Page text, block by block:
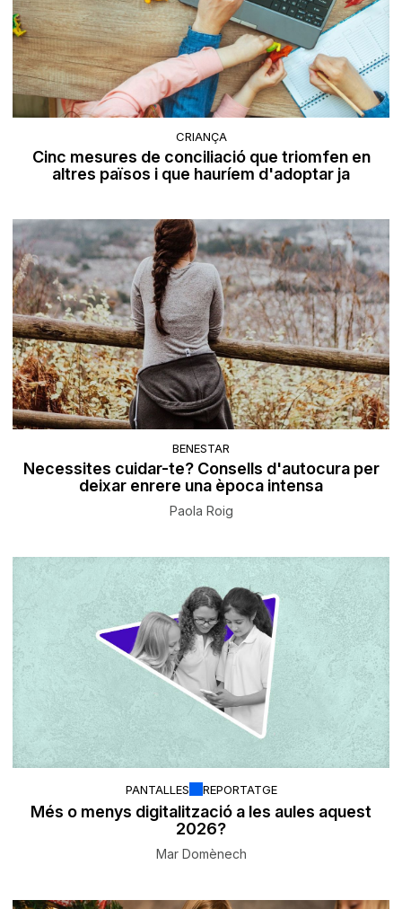
CRIANÇA
Cinc mesures de conciliació que triomfen en
altres països i que hauríem d'adoptar ja
BENESTAR
Necessites cuidar-te? Consells d'autocura per
deixar enrere una època intensa
Paola Roig
PANTALLES REPORTATGE
Més o menys digitalització a les aules aquest
2026?
Mar Domènech